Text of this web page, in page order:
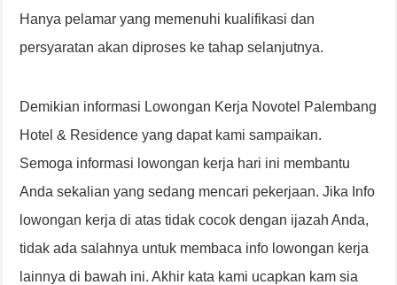
Hanya pelamar yang memenuhi kualifikasi dan
persyaratan akan diproses ke tahap selanjutnya.
Demikian informasi Lowongan Kerja Novotel Palembang
Hotel & Residence yang dapat kami sampaikan.
Semoga informasi lowongan kerja hari ini membantu
Anda sekalian yang sedang mencari pekerjaan. Jika Info
lowongan kerja di atas tidak cocok dengan ijazah Anda,
tidak ada salahnya untuk membaca info lowongan kerja
lainnya di bawah ini. Akhir kata kami ucapkan kam sia